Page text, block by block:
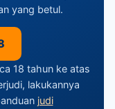
yang betul.
18 tahun ke atas
lakukannya
judi